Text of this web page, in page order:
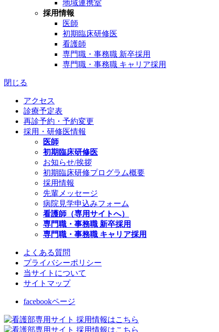
地域連携室
採用情報
医師
初期臨床研修医
看護師
専門職・事務職 新卒採用
専門職・事務職 キャリア採用
閉じる
アクセス
診療予定表
再診予約・予約変更
採用・研修医情報
医師
初期臨床研修医
お知らせ/挨拶
初期臨床研修プログラム概要
採用情報
先輩メッセージ
病院見学申込みフォーム
看護師（専用サイトへ）
専門職・事務職 新卒採用
専門職・事務職 キャリア採用
よくある質問
プライバシーポリシー
当サイトについて
サイトマップ
facebookページ